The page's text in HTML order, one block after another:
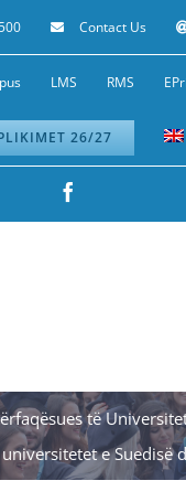
Contact Us
LMS RMS
26/27
të
e Suedisë